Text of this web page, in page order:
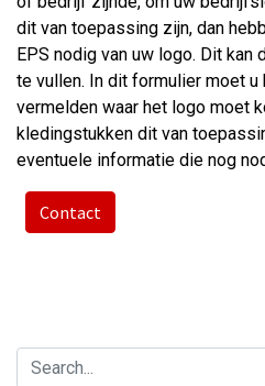
dit van toepassing zijn, dan
EPS nodig van uw logo. Dit
te vullen. In dit formulier moet
vermelden waar het logo moet
kledingstukken dit van
eventuele informatie die nog
Contact